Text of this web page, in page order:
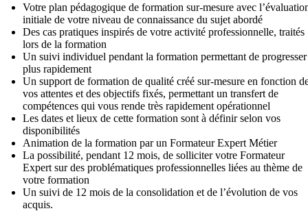
Votre plan pédagogique de formation sur-mesure avec
initiale de votre niveau de connaissance du sujet abordé
Des cas pratiques inspirés de votre activité professionnelle, traités
lors de la formation
Un suivi individuel pendant la formation permettant de progresser
plus rapidement
Un support de formation de qualité créé sur-mesure en fonction
vos attentes et des objectifs fixés, permettant un transfert de
compétences qui vous rende très rapidement opérationnel
Les dates et lieux de cette formation sont à définir selon vos
disponibilités
Animation de la formation par un Formateur Expert Métier
La possibilité, pendant 12 mois, de solliciter votre Formateur
Expert sur des problématiques professionnelles liées au thème de
votre formation
Un suivi de 12 mois de la consolidation et de l’évolution de vos
acquis.